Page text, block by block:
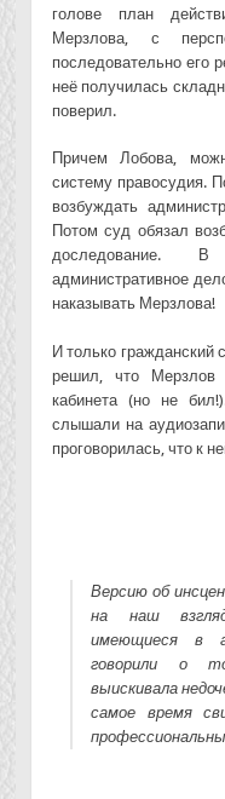
голове план
Мерзлова, с
последовательно его
неё получилась
поверил.
Причем Лобова,
систему правосудия.
возбуждать
Потом суд обязал
доследование.
административное
наказывать Мерзлова!
И только гражданский
решил, что Мерзлов
кабинета (но не
слышали на
проговорилась, что к
Версию об
на наш
имеющиеся в
говорили о
выискивала
самое время